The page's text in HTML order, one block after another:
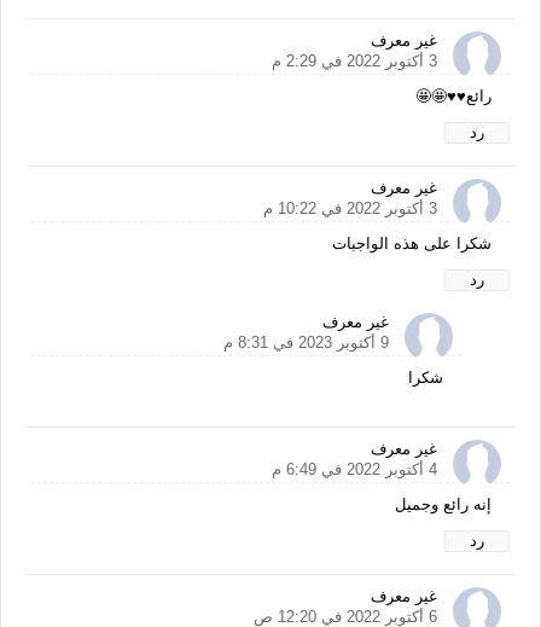
غير معرف
3 أكتوبر 2022 في 2:29 م
رائع♥️♥️🤩🤩
رد
غير معرف
3 أكتوبر 2022 في 10:22 م
شكرا على هذه الواجبات
رد
غير معرف
9 أكتوبر 2023 في 8:31 م
شكرا
غير معرف
4 أكتوبر 2022 في 6:49 م
إنه رائع وجميل
رد
غير معرف
6 أكتوبر 2022 في 12:20 ص